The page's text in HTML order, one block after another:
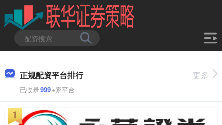
正规配资平台排行
已收录999+家平台
更多